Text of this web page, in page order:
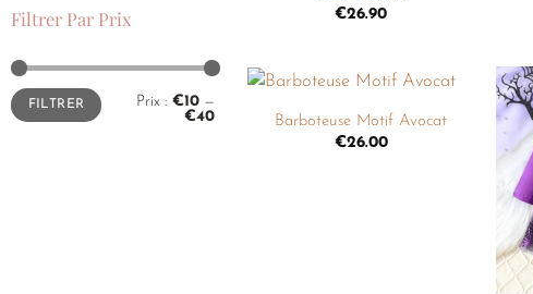
Filtrer Par Prix
FILTRER Prix : €10 —
€40
€26.90
Ajouter
Barboteuse Motif Avocat
€26.00
+